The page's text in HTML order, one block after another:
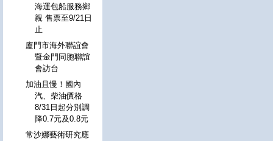
海運包船服務鄉
親 售票至9/21日
止
廈門市海外聯誼會
暨金門同胞聯誼
會訪台
加油且慢！國內
汽、柴油價格
8/31日起分別調
降0.7元及0.8元
常沙娜藝術研究應